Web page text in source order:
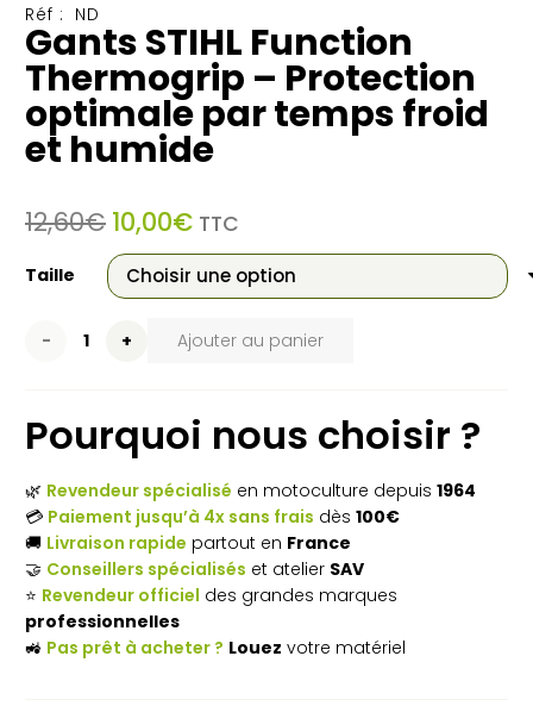
Réf : ND
Gants STIHL Function
Thermogrip – Protection
optimale par temps froid
et humide
12,60€ Le
prix
initial
était :
12,60€.
10,00€Le
prix
actuel
est :
TTC
Taille
quantité
Gants
Function
Thermogrip
–
Protection
Ajouter au panier
Pourquoi nous choisir ?
🌿 Revendeur spécialisé en motoculture depuis 1964
💳 Paiement jusqu’à 4x sans frais dès 100€
🚚 Livraison rapide partout en France
🤝 Conseillers spécialisés et atelier SAV
⭐ Revendeur officiel des grandes marques
professionnelles
🚜 Pas prêt à acheter ? Louez votre matériel